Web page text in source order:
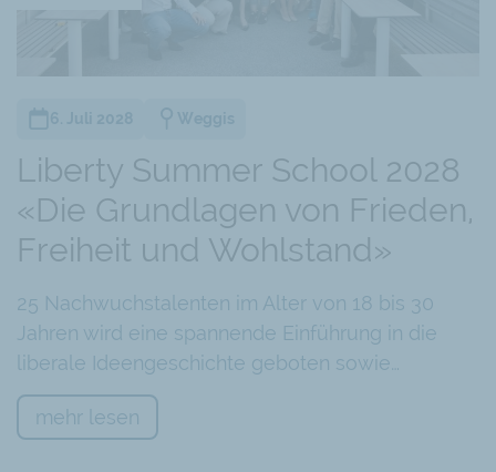
Liberty Summer School 2028
«Die Grundlagen von Frieden,
Freiheit und Wohlstand»
25 Nachwuchstalenten im Alter von 18 bis 30
Jahren wird eine spannende Einführung in die
liberale Ideengeschichte geboten sowie…
mehr lesen